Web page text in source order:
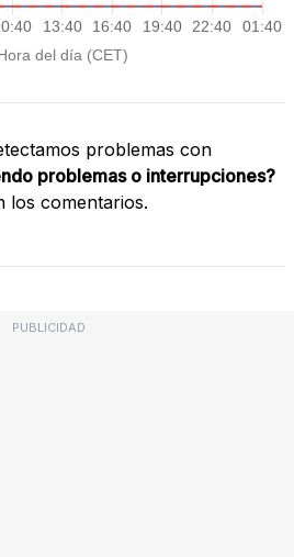
problemas con
problemas o interrupciones?
los comentarios.
PUBLICIDAD